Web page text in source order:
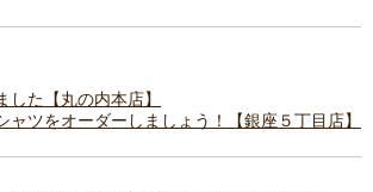
した【丸の内本店】
ャツをオーダーしましょう！【銀座５丁目店】